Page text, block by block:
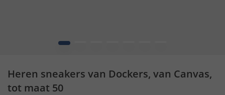
1
Heren sneakers van Dockers, van Canvas,
tot maat 50